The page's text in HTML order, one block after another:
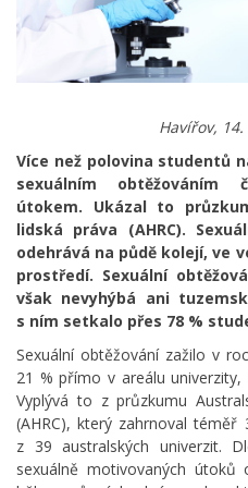
Havířov,
Více než polovina studentů
sexuálním obtěžováním
útokem. Ukázal to
lidská práva (AHRC).
odehrává na půdě kolejí, ve
prostředí. Sexuální
však nevyhýbá ani
s ním setkalo přes 78 %
Sexuální obtěžování zažilo v
21 % přímo v areálu
Vyplývá to z průzkumu
(AHRC), který zahrnoval
z 39 australských univerzit.
sexuálně motivovaných